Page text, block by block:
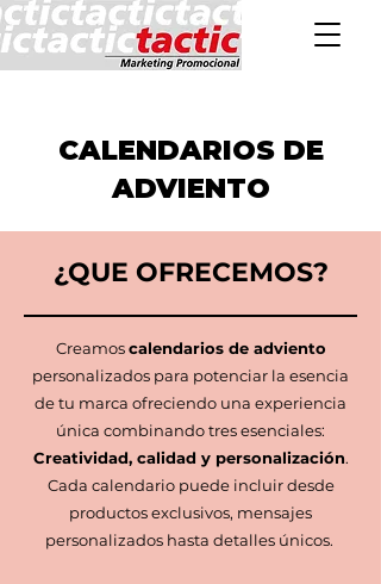
CALENDARIOS DE
ADVIENTO
¿QUE OFRECEMOS?
Creamoscalendarios de adviento
personalizados para potenciar la esencia
de tu marca ofreciendo una experiencia
única combinando tres esenciales:
Creatividad, calidad y personalización.
Cada calendario puede incluir desde
productos exclusivos, mensajes
personalizados hasta detalles únicos.